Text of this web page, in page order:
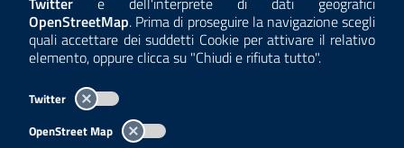
OpenStreetMap. Prima di proseguire la navigazione scegli
quali accettare dei suddetti Cookie per attivare il relativo
elemento, oppure clicca su "Chiudi e rifiuta tutto".
Twitter
OpenStreet Map
COOKIE E PRIVACY
TEMI A-Z